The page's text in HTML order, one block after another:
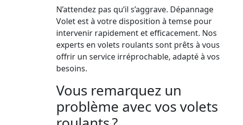
N’attendez pas qu’il s’aggrave. Dépannage
Volet est à votre disposition à temse pour
intervenir rapidement et efficacement. Nos
experts en volets roulants sont prêts à vous
offrir un service irréprochable, adapté à vos
besoins.
Vous remarquez un
problème avec vos volets